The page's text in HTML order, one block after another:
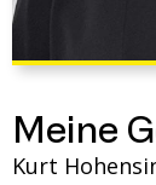
Meine
Kurt